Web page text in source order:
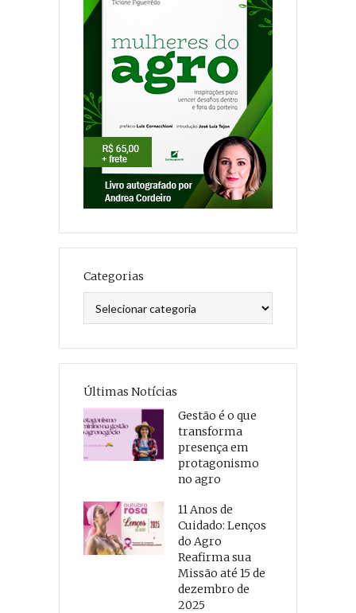
Categorias
Últimas Notícias
Gestão é o que
transforma
presença em
protagonismo
no agro
11 Anos de
Cuidado: Lenços
do Agro
Reafirma sua
Missão até 15 de
dezembro de
2025